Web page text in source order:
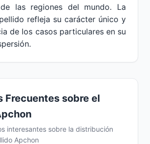
las regiones del mundo. La
refleja su carácter único y
de los casos particulares en su
Frecuentes sobre el
interesantes sobre la distribución
Apchon